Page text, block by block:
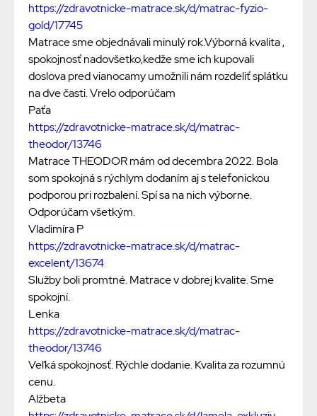
https://zdravotnicke-matrace.sk/d/matrac-fyzio-
gold/17745
Matrace sme objednávali minulý rok.Výborná kvalita ,
spokojnosť nadovšetko,kedže sme ich kupovali
doslova pred vianocamy umožnili nám rozdeliť splátku
na dve časti. Vrelo odporúčam
Paťa
https://zdravotnicke-matrace.sk/d/matrac-
theodor/13746
Matrace THEODOR mám od decembra 2022. Bola
som spokojná s rýchlym dodaním aj s telefonickou
podporou pri rozbalení. Spí sa na nich výborne.
Odporúčam všetkým.
Vladimíra P
https://zdravotnicke-matrace.sk/d/matrac-
excelent/13674
Služby boli promtné. Matrace v dobrej kvalite. Sme
spokojní.
Lenka
https://zdravotnicke-matrace.sk/d/matrac-
theodor/13746
Veľká spokojnosť. Rýchle dodanie. Kvalita za rozumnú
cenu.
Alžbeta